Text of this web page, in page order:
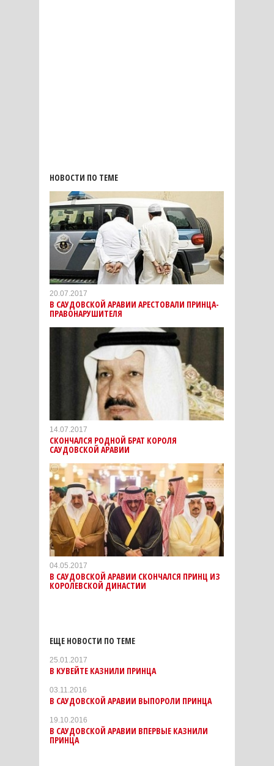
НОВОСТИ ПО ТЕМЕ
20.07.2017
В САУДОВСКОЙ АРАВИИ АРЕСТОВАЛИ ПРИНЦА-
ПРАВОНАРУШИТЕЛЯ
14.07.2017
СКОНЧАЛСЯ РОДНОЙ БРАТ КОРОЛЯ
САУДОВСКОЙ АРАВИИ
04.05.2017
В САУДОВСКОЙ АРАВИИ СКОНЧАЛСЯ ПРИНЦ ИЗ
КОРОЛЕВСКОЙ ДИНАСТИИ
ЕЩЕ НОВОСТИ ПО ТЕМЕ
25.01.2017
В КУВЕЙТЕ КАЗНИЛИ ПРИНЦА
03.11.2016
В САУДОВСКОЙ АРАВИИ ВЫПОРОЛИ ПРИНЦА
19.10.2016
В САУДОВСКОЙ АРАВИИ ВПЕРВЫЕ КАЗНИЛИ
ПРИНЦА